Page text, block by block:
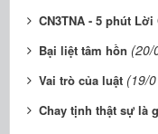
CN3TNA - 5 phút
Bại liệt tâm hồn (20/
Vai trò của luật (19/
Chay tịnh thật sự là